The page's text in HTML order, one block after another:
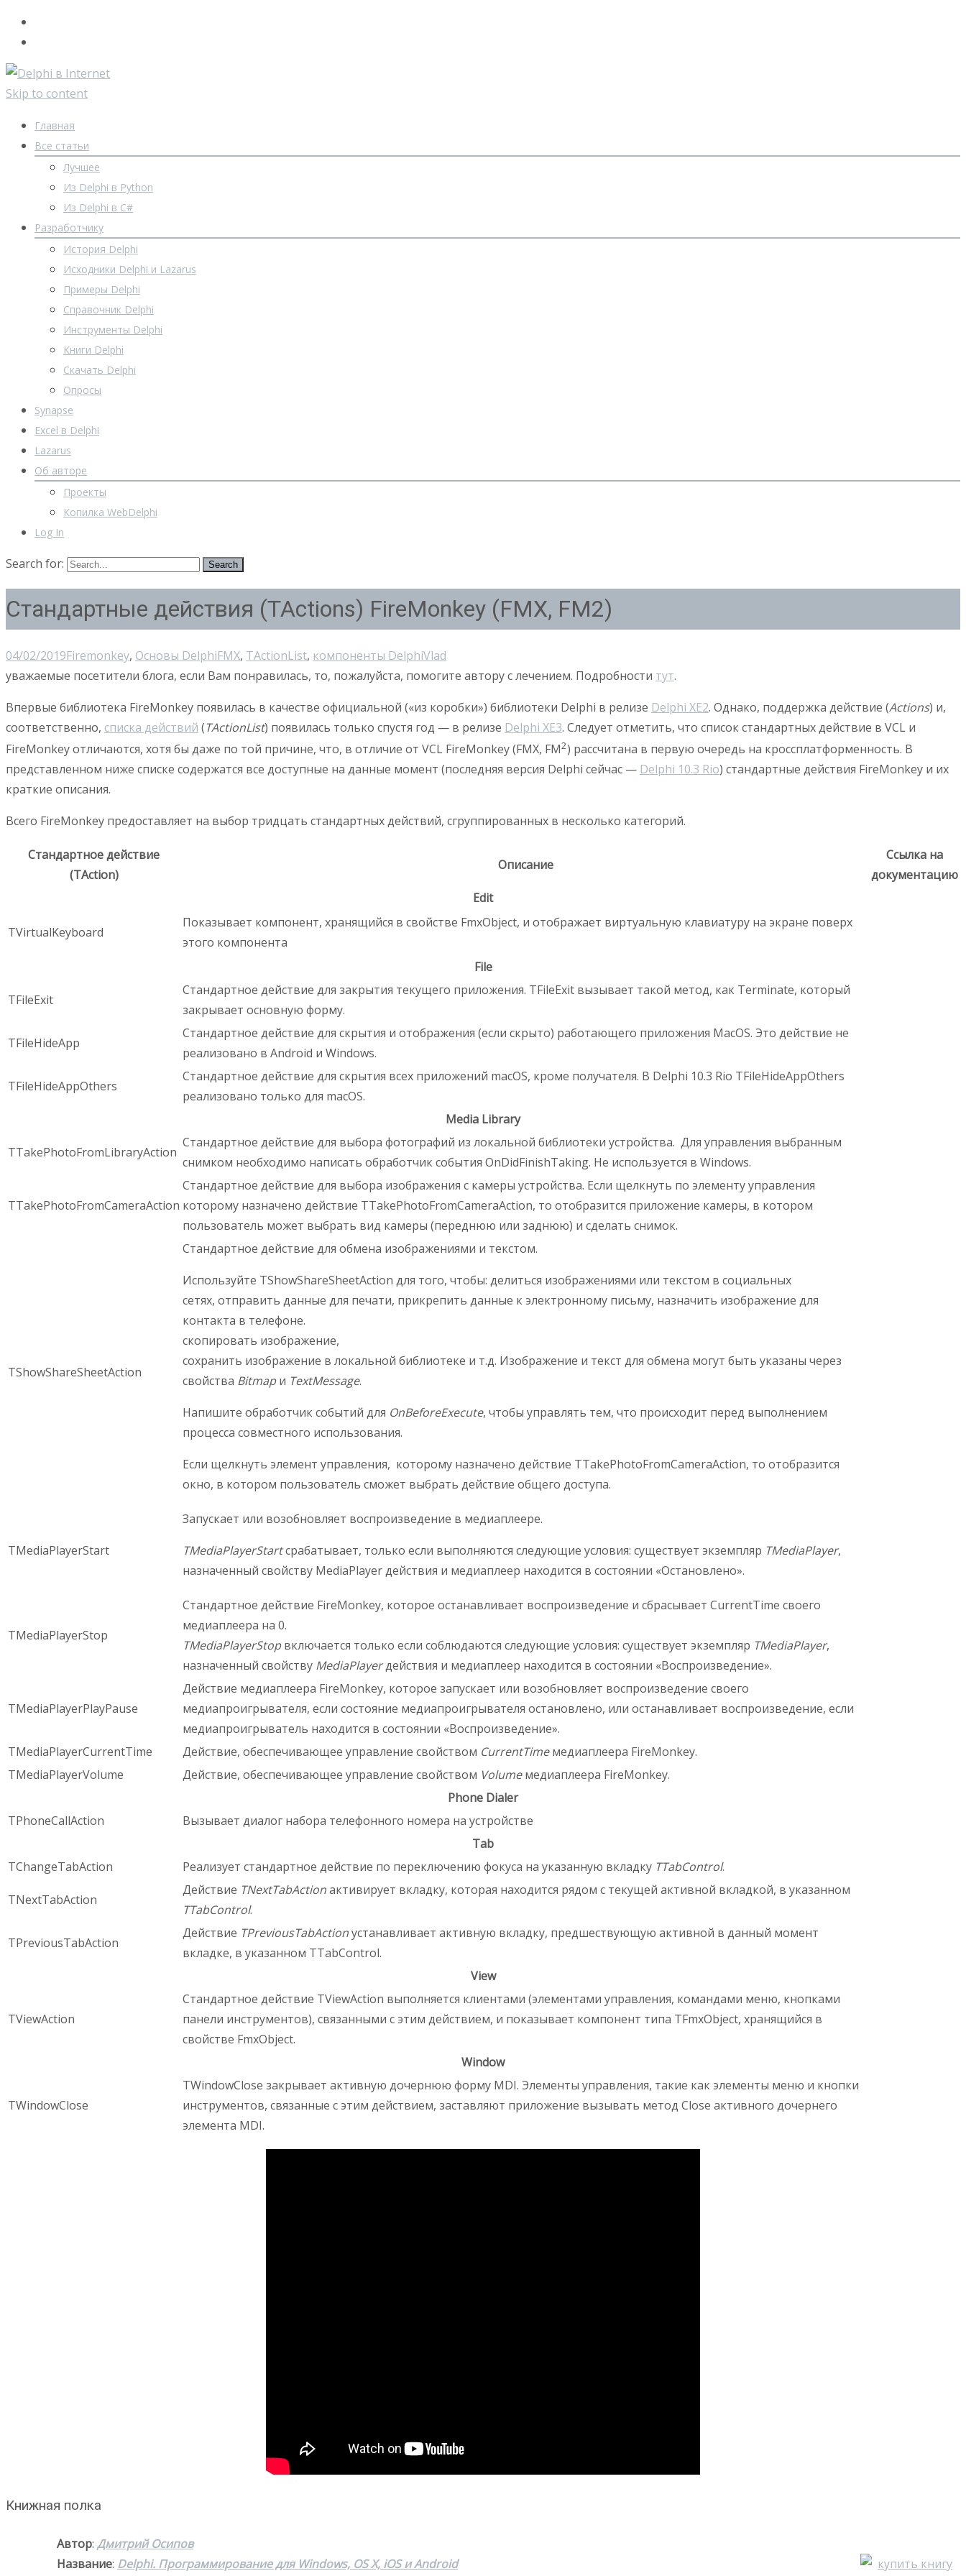
Skip to content
Главная
Все статьи
Лучшее
Из Delphi в Python
Из Delphi в C#
Разработчику
История Delphi
Исходники Delphi и Lazarus
Примеры Delphi
Справочник Delphi
Инструменты Delphi
Книги Delphi
Скачать Delphi
Опросы
Synapse
Excel в Delphi
Lazarus
Об авторе
Проекты
Копилка WebDelphi
Log In
Search for:
Стандартные действия (TActions) FireMonkey (FMX, FM2)
04/02/2019Firemonkey, Основы DelphiFMX, TActionList, компоненты DelphiVlad
уважаемые посетители блога, если Вам понравилась, то, пожалуйста, помогите автору с лечением. Подробности тут.
Впервые библиотека FireMonkey появилась в качестве официальной («из коробки») библиотеки Delphi в релизе Delphi XE2. Однако, поддержка действие (Actions) и,
соответственно, списка действий (TActionList) появилась только спустя год — в релизе Delphi XE3. Следует отметить, что список стандартных действие в VCL и
FireMonkey отличаются, хотя бы даже по той причине, что, в отличие от VCL FireMonkey (FMX, FM2) рассчитана в первую очередь на кроссплатформенность. В
представленном ниже списке содержатся все доступные на данные момент (последняя версия Delphi сейчас — Delphi 10.3 Rio) стандартные действия FireMonkey и их
краткие описания.
Всего FireMonkey предоставляет на выбор тридцать стандартных действий, сгруппированных в несколько категорий.
Стандартное действие
(TAction)
Описание
Ссылка на
документацию
Edit
TVirtualKeyboard
Показывает компонент, хранящийся в свойстве FmxObject, и отображает виртуальную клавиатуру на экране поверх
этого компонента
File
TFileExit
Стандартное действие для закрытия текущего приложения. TFileExit вызывает такой метод, как Terminate, который
закрывает основную форму.
TFileHideApp
Стандартное действие для скрытия и отображения (если скрыто) работающего приложения MacOS. Это действие не
реализовано в Android и Windows.
TFileHideAppOthers
Стандартное действие для скрытия всех приложений macOS, кроме получателя. В Delphi 10.3 Rio TFileHideAppOthers
реализовано только для macOS.
Media Library
TTakePhotoFromLibraryAction
Стандартное действие для выбора фотографий из локальной библиотеки устройства. Для управления выбранным
снимком необходимо написать обработчик события OnDidFinishTaking. Не используется в Windows.
TTakePhotoFromCameraAction
Стандартное действие для выбора изображения с камеры устройства. Если щелкнуть по элементу управления
которому назначено действие TTakePhotoFromCameraAction, то отобразится приложение камеры, в котором
пользователь может выбрать вид камеры (переднюю или заднюю) и сделать снимок.
TShowShareSheetAction
Стандартное действие для обмена изображениями и текстом.
Используйте TShowShareSheetAction для того, чтобы: делиться изображениями или текстом в социальных
сетях, отправить данные для печати, прикрепить данные к электронному письму, назначить изображение для
контакта в телефоне.
скопировать изображение,
сохранить изображение в локальной библиотеке и т.д. Изображение и текст для обмена могут быть указаны через
свойства Bitmapи TextMessage.
Напишите обработчик событий для OnBeforeExecute, чтобы управлять тем, что происходит перед выполнением
процесса совместного использования.
Если щелкнуть элемент управления, которому назначено действие TTakePhotoFromCameraAction, то отобразится
окно, в котором пользователь сможет выбрать действие общего доступа.
TMediaPlayerStart
Запускает или возобновляет воспроизведение в медиаплеере.
TMediaPlayerStartсрабатывает, только если выполняются следующие условия: существует экземпляр TMediaPlayer,
назначенный свойству MediaPlayer действия и медиаплеер находится в состоянии «Остановлено».
TMediaPlayerStop
Стандартное действие FireMonkey, которое останавливает воспроизведение и сбрасывает CurrentTime своего
медиаплеера на 0.
TMediaPlayerStopвключается только если соблюдаются следующие условия: существует экземпляр TMediaPlayer,
назначенный свойству MediaPlayerдействия и медиаплеер находится в состоянии «Воспроизведение».
TMediaPlayerPlayPause
Действие медиаплеера FireMonkey, которое запускает или возобновляет воспроизведение своего
медиапроигрывателя, если состояние медиапроигрывателя остановлено, или останавливает воспроизведение, если
медиапроигрыватель находится в состоянии «Воспроизведение».
TMediaPlayerCurrentTime
Действие, обеспечивающее управление свойством CurrentTimeмедиаплеера FireMonkey.
TMediaPlayerVolume
Действие, обеспечивающее управление свойством Volumeмедиаплеера FireMonkey.
Phone Dialer
TPhoneCallAction
Вызывает диалог набора телефонного номера на устройстве
Tab
TChangeTabAction
Реализует стандартное действие по переключению фокуса на указанную вкладку TTabControl.
TNextTabAction
Действие TNextTabActionактивирует вкладку, которая находится рядом с текущей активной вкладкой, в указанном
TTabControl.
TPreviousTabAction
Действие TPreviousTabActionустанавливает активную вкладку, предшествующую активной в данный момент
вкладке, в указанном TTabControl.
View
TViewAction
Стандартное действие TViewAction выполняется клиентами (элементами управления, командами меню, кнопками
панели инструментов), связанными с этим действием, и показывает компонент типа TFmxObject, хранящийся в
свойстве FmxObject.
Window
TWindowClose
TWindowClose закрывает активную дочернюю форму MDI. Элементы управления, такие как элементы меню и кнопки
инструментов, связанные с этим действием, заставляют приложение вызывать метод Close активного дочернего
элемента MDI.
Книжная полка
Автор: Дмитрий Осипов
Название: Delphi. Программирование для Windows, OS X, iOS и Android